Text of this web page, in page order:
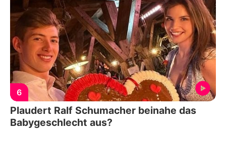
6
Plaudert Ralf Schumacher beinahe das
Babygeschlecht aus?